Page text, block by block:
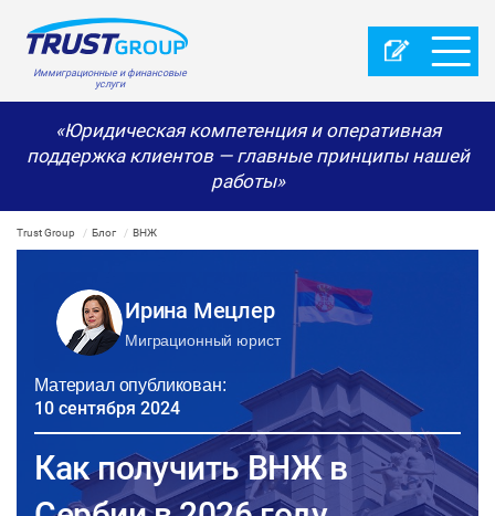
Иммиграционные и финансовые
услуги
«Юридическая компетенция и оперативная
поддержка клиентов — главные принципы нашей
работы»
Trust Group Блог ВНЖ
Ирина Мецлер
Миграционный юрист
Материал опубликован:
10 сентября 2024
Как получить ВНЖ в